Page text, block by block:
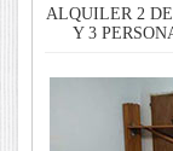
ALQUILER 2
Y 3